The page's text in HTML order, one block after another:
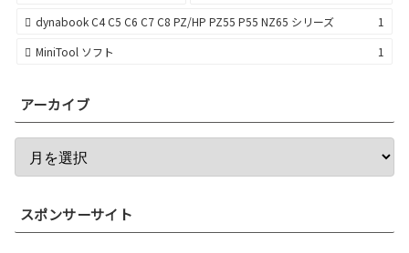
dynabook C4 C5 C6 C7 C8 PZ/HP PZ55 P55 NZ65 シリーズ
1
MiniTool ソフト
1
アーカイブ
スポンサーサイト